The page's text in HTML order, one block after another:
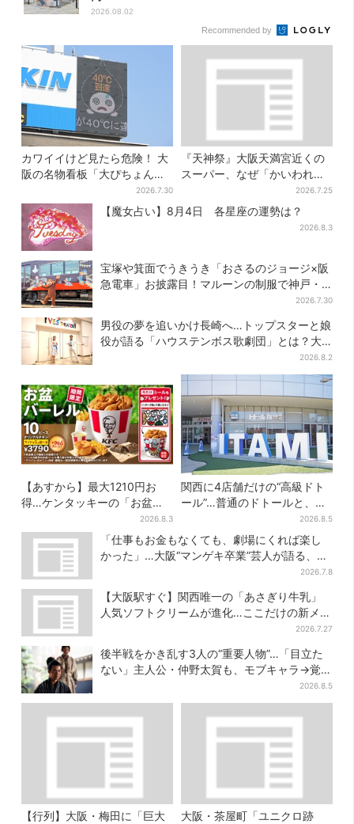
2026.08.02
Recommended by
カワイイけど見たら危険！ 大
阪の名物看板「大ぴちょんく
ん」に異変、青→真っ黒に…
2026.7.30
『天神祭』大阪天満宮近くの
スーパー、なぜ「かいわれ」
が山積み？ 実は昔ながらの食
文化
2026.7.25
【魔女占い】8月4日 各星座の運勢は？
2026.8.3
宝塚や箕面でうきうき「おさるのジョージ×阪
急電車」お披露目！マルーンの制服で神戸・
2026.7.30
男役の夢を追いかけ長崎へ…トップスターと娘
役が語る「ハウステンボス歌劇団」とは？大
2026.8.2
【あすから】最大1210円お
得…ケンタッキーの「お盆パ
ック」、2週間だけ！数量限定
シール付き
2026.8.3
関西に4店舗だけの“高級ドト
ール”…普通のドトールと、何
が違う？コーヒーは約2倍の
600円
2026.8.5
「仕事もお金もなくても、劇場にくれば楽し
かった」…大阪“マンゲキ卒業”芸人が語る、漫
2026.7.8
【大阪駅すぐ】関西唯一の「あさぎり牛乳」
人気ソフトクリームが進化…ここだけの新メニ
2026.7.27
後半戦をかき乱す3人の“重要人物”…「目立た
ない」主人公・仲野太賀も、モブキャラ→覚醒
2026.8.5
【行列】大阪・梅田に「巨大
大阪・茶屋町「ユニクロ跡